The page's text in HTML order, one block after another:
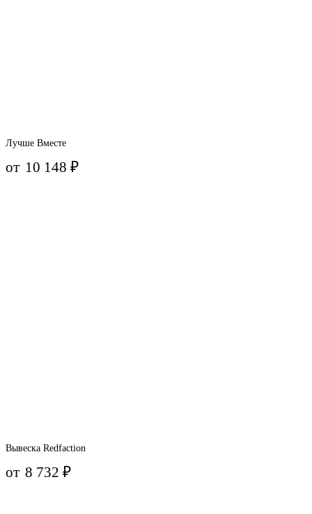
Лучше Вместе
от 10 148₽
Вывеска Redfaction
от 8 732₽